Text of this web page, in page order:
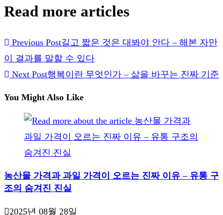
Read more articles
Previous Post길고 짧은 것은 대봐야 안다 – 해본 자만
이 결과를 말할 수 있다
Next Post행복이란 무엇인가 – 삶을 바꾸는 진짜 기준
You Might Also Like
농산물 가격과 과일 가격이 오르는 진짜 이유 – 유통 구
조의 숨겨진 진실
2025년 08월 28일